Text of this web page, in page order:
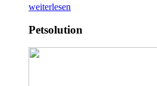
weiterlesen
Petsolution